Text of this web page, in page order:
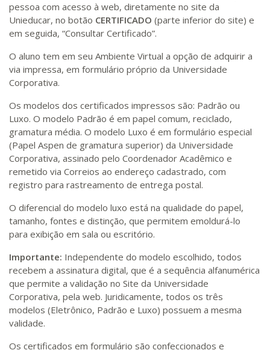
pessoa com acesso à web, diretamente no site da
Unieducar, no botão CERTIFICADO (parte inferior do site) e
em seguida, “Consultar Certificado”.
O aluno tem em seu Ambiente Virtual a opção de adquirir a
via impressa, em formulário próprio da Universidade
Corporativa.
Os modelos dos certificados impressos são: Padrão ou
Luxo. O modelo Padrão é em papel comum, reciclado,
gramatura média. O modelo Luxo é em formulário especial
(Papel Aspen de gramatura superior) da Universidade
Corporativa, assinado pelo Coordenador Acadêmico e
remetido via Correios ao endereço cadastrado, com
registro para rastreamento de entrega postal.
O diferencial do modelo luxo está na qualidade do papel,
tamanho, fontes e distinção, que permitem emoldurá-lo
para exibição em sala ou escritório.
Importante: Independente do modelo escolhido, todos
recebem a assinatura digital, que é a sequência alfanumérica
que permite a validação no Site da Universidade
Corporativa, pela web. Juridicamente, todos os três
modelos (Eletrônico, Padrão e Luxo) possuem a mesma
validade.
Os certificados em formulário são confeccionados e